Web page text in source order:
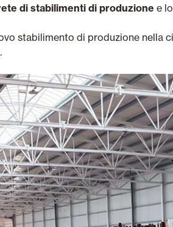
VEDI TUTTI I PRODOTTI
di stabilimenti di produzione e
stabilimento di produzione nella